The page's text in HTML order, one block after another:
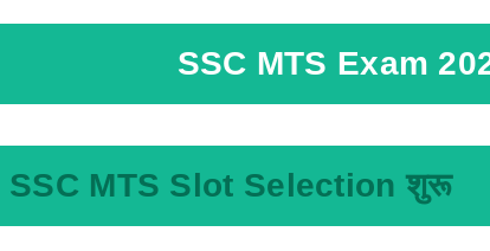
SSC MTS Exam
SSC MTS Slot Selection शुरू